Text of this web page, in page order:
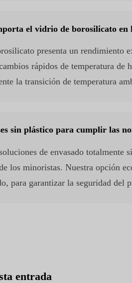
el vidrio de borosilicato
presenta un rendimiento
rápidos de temperatura de
la transición de temperatura
sin plástico para cumplir las
de envasado
los minoristas. Nuestra opción
para garantizar la seguridad del
entrada